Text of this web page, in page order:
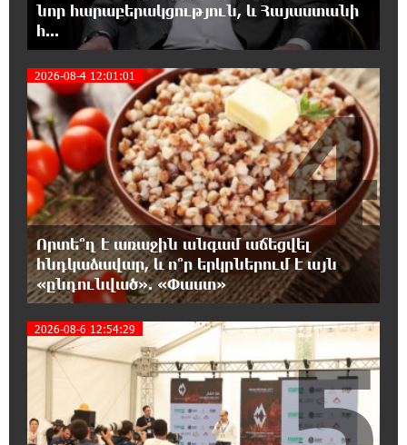
17:58:24 7-08-2026
Վեհափառ Հայրապետը աղոթք է հնչեցնում
ժողովրդի հետ
17:31:07 7-08-2026
Վեհափառի հանդեպ տիտանական
ապօրինություն կա, անասելի ցավ եմ զգում.
Վարդևանյան
17:30:48 7-08-2026
Արժանապատիվ դատավորը ինքնաբացարկ
հայտնեց և հրաժարվեց քննել գործն ու
17:07:39 7-08-2026
Նարեկ Կարապետյանը` Կաթողիկոսին
հեռացնել փորձելու մասին
նոր հարաբերակցություն, և Հայաստանի
հ...
2026-08-4 12:01:01
Որտե՞ղ է առաջին անգամ աճեցվել
հնդկաձավար, և ո՞ր երկրներում է այն
«ընդունված». «Փաստ»
4
2026-08-6 12:54:29